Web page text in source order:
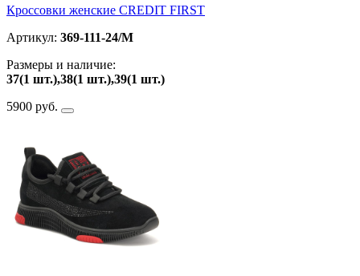
Кроссовки женские CREDIT FIRST
Артикул: 369-111-24/M
Размеры и наличие:
37(1 шт.),38(1 шт.),39(1 шт.)
5900 руб.